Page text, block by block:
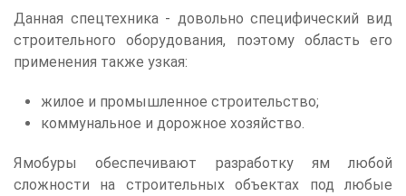
Данная спецтехника - довольно специфический вид
строительного оборудования, поэтому область его
применения также узкая:
жилое и промышленное строительство;
коммунальное и дорожное хозяйство.
Ямобуры обеспечивают разработку ям любой
сложности на строительных объектах под любые